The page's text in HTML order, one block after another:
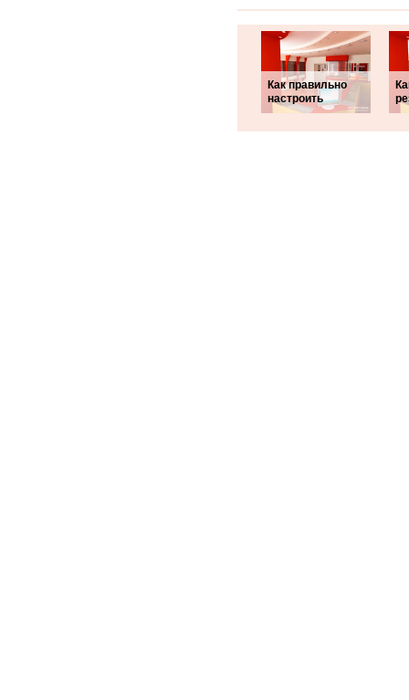
Как правильно
настроить